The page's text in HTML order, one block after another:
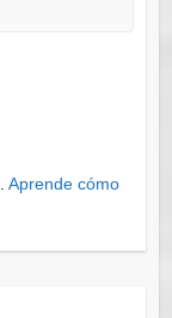
Aprende cómo